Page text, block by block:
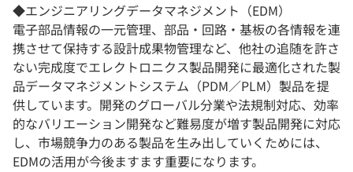
◆エンジニアリングデータマネジメント（EDM）
電子部品情報の一元管理、部品・回路・基板の各情報を連
携させて保持する設計成果物管理など、他社の追随を許さ
ない完成度でエレクトロニクス製品開発に最適化された製
品データマネジメントシステム（PDM／PLM）製品を提
供しています。開発のグローバル分業や法規制対応、効率
的なバリエーション開発など難易度が増す製品開発に対応
し、市場競争力のある製品を生み出していくためには、
EDMの活用が今後ますます重要になります。